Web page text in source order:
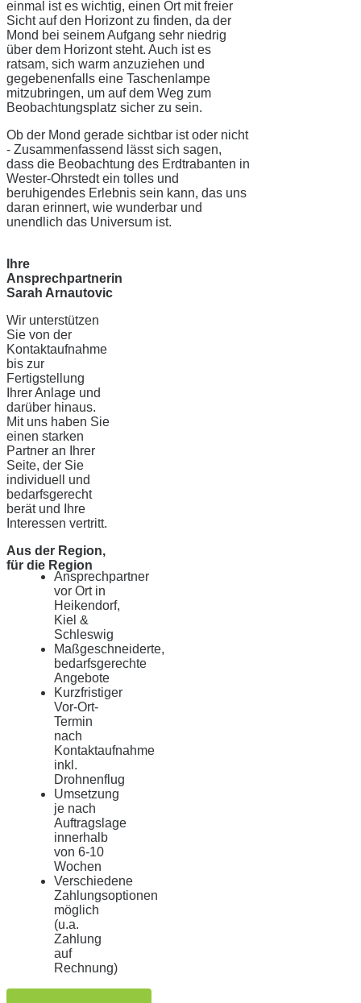
einmal ist es wichtig, einen Ort mit freier
Sicht auf den Horizont zu finden, da der
Mond bei seinem Aufgang sehr niedrig
über dem Horizont steht. Auch ist es
ratsam, sich warm anzuziehen und
gegebenenfalls eine Taschenlampe
mitzubringen, um auf dem Weg zum
Beobachtungsplatz sicher zu sein.
Ob der Mond gerade sichtbar ist oder nicht
- Zusammenfassend lässt sich sagen,
dass die Beobachtung des Erdtrabanten in
Wester-Ohrstedt ein tolles und
beruhigendes Erlebnis sein kann, das uns
daran erinnert, wie wunderbar und
unendlich das Universum ist.
Ihre
Ansprechpartnerin
Sarah Arnautovic
Wir unterstützen
Sie von der
Kontaktaufnahme
bis zur
Fertigstellung
Ihrer Anlage und
darüber hinaus.
Mit uns haben Sie
einen starken
Partner an Ihrer
Seite, der Sie
individuell und
bedarfsgerecht
berät und Ihre
Interessen vertritt.
Aus der Region,
für die Region
Ansprechpartner
vor Ort in
Heikendorf,
Kiel &
Schleswig
Maßgeschneiderte,
bedarfsgerechte
Angebote
Kurzfristiger
Vor-Ort-
Termin
nach
Kontaktaufnahme
inkl.
Drohnenflug
Umsetzung
je nach
Auftragslage
innerhalb
von 6-10
Wochen
Verschiedene
Zahlungsoptionen
möglich
(u.a.
Zahlung
auf
Rechnung)